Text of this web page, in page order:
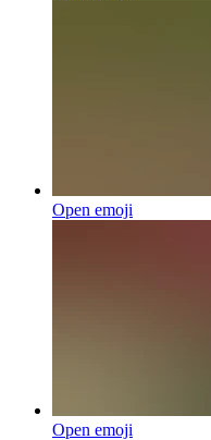
Open emoji
Open emoji